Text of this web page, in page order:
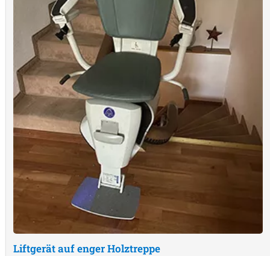
Liftgerät auf enger Holztreppe